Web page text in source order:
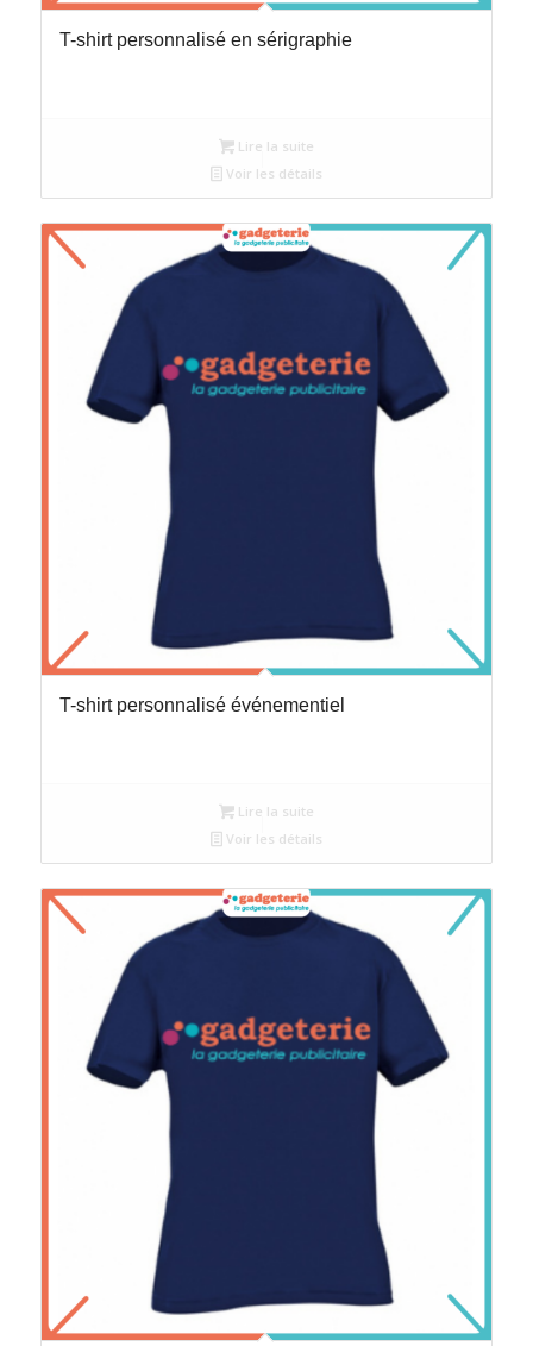
T-shirt personnalisé en sérigraphie
Lire la suite
Voir les détails
T-shirt personnalisé événementiel
Lire la suite
Voir les détails